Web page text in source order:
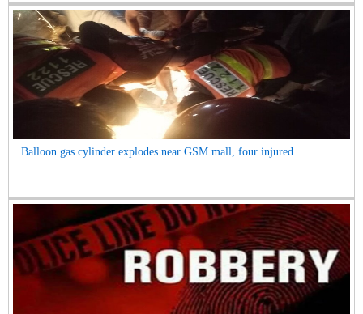
Balloon gas cylinder explodes near GSM mall, four injured...